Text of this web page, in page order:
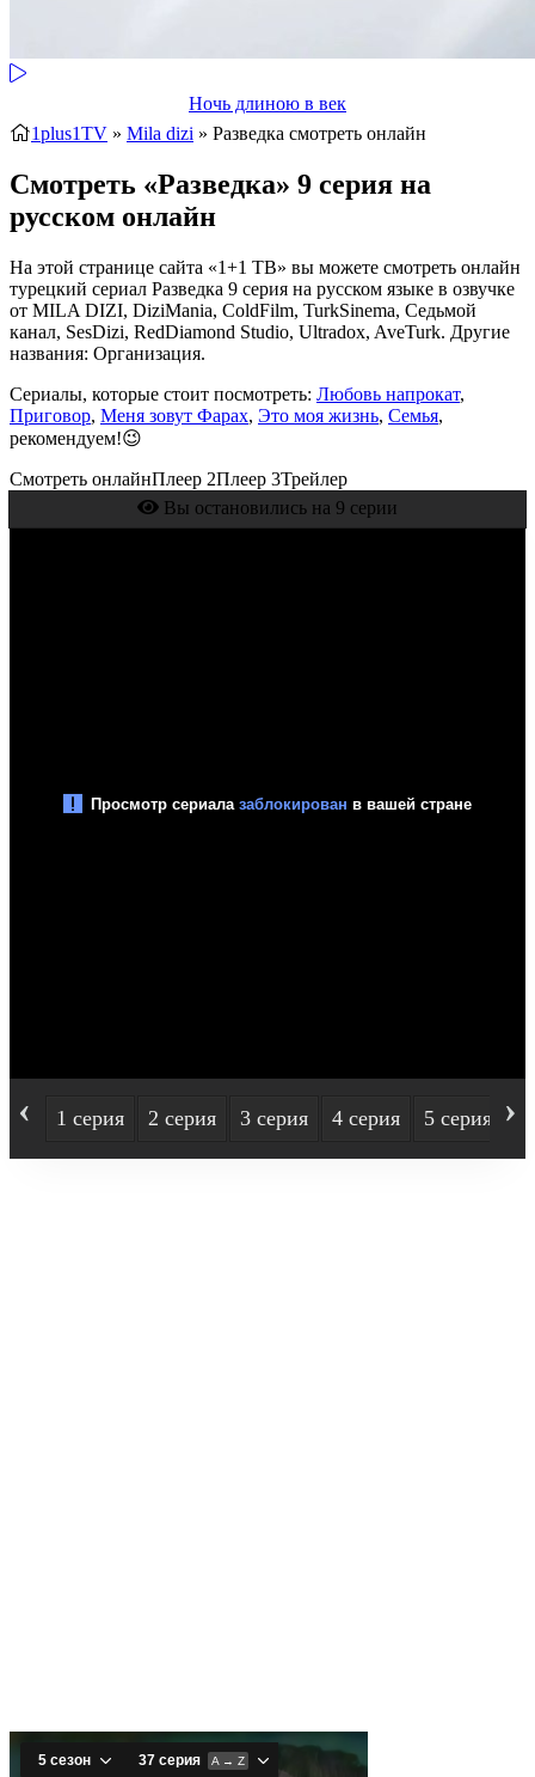
Ночь длиною в век
1plus1TV » Mila dizi » Разведка смотреть онлайн
Смотреть «Разведка» 9 серия на
русском онлайн
На этой странице сайта «1+1 ТВ» вы можете смотреть онлайн
турецкий сериал Разведка 9 серия на русском языке в озвучке
от MILA DIZI, DiziMania, ColdFilm, TurkSinema, Седьмой
канал, SesDizi, RedDiamond Studio, Ultradox, AveTurk. Другие
названия: Организация.
Сериалы, которые стоит посмотреть: Любовь напрокат,
Приговор, Меня зовут Фарах, Это моя жизнь, Семья,
рекомендуем!😉
Смотреть онлайнПлеер 2Плеер 3Трейлер
Вы остановились на 9 серии
‹ 1 серия 2 серия 3 серия 4 серия 5 серия ›